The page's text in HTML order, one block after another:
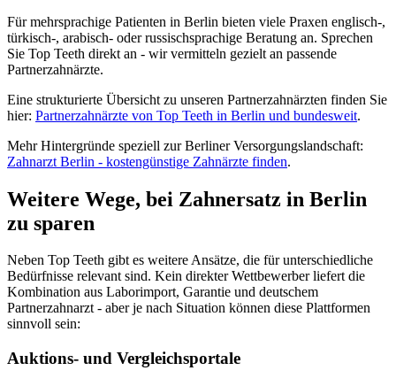
Für mehrsprachige Patienten in Berlin bieten viele Praxen englisch-,
türkisch-, arabisch- oder russischsprachige Beratung an. Sprechen
Sie Top Teeth direkt an - wir vermitteln gezielt an passende
Partnerzahnärzte.
Eine strukturierte Übersicht zu unseren Partnerzahnärzten finden Sie
hier: Partnerzahnärzte von Top Teeth in Berlin und bundesweit.
Mehr Hintergründe speziell zur Berliner Versorgungslandschaft:
Zahnarzt Berlin - kostengünstige Zahnärzte finden.
Weitere Wege, bei Zahnersatz in Berlin
zu sparen
Neben Top Teeth gibt es weitere Ansätze, die für unterschiedliche
Bedürfnisse relevant sind. Kein direkter Wettbewerber liefert die
Kombination aus Laborimport, Garantie und deutschem
Partnerzahnarzt - aber je nach Situation können diese Plattformen
sinnvoll sein:
Auktions- und Vergleichsportale